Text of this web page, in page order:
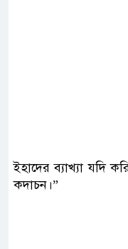
ইহাদের ব্যাখ্যা যদি
কদাচন।”